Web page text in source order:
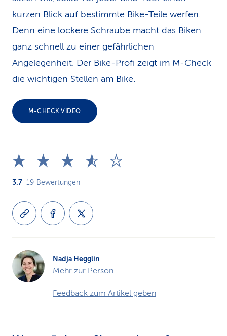
kurzen Blick auf bestimmte Bike-Teile werfen.
Denn eine lockere Schraube macht das Biken
ganz schnell zu einer gefährlichen
Angelegenheit. Der Bike-Profi zeigt im M-Check
die wichtigen Stellen am Bike.
M-CHECK VIDEO
3.7 19 Bewertungen
Nadja Hegglin
Mehr zur Person
Feedback zum Artikel geben